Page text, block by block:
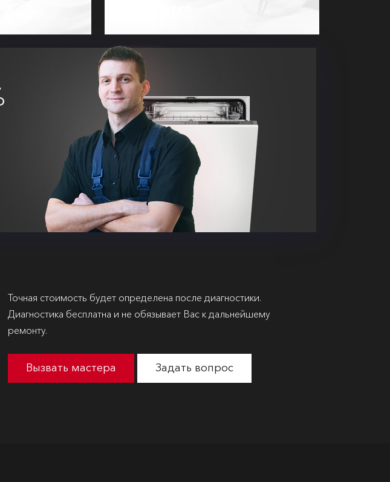
Точная стоимость будет определена после диагностики.
Диагностика бесплатна и не обязывает Вас к дальнейшему
ремонту.
Вызвать мастера Задать вопрос